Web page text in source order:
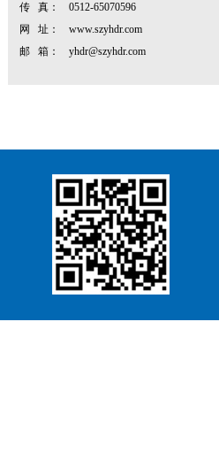
传 真：
0512-65070596
网 址：
www.szyhdr.com
邮 箱：
yhdr@szyhdr.com